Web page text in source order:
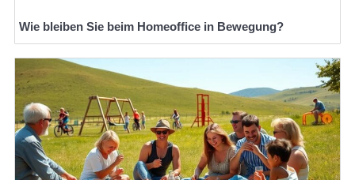
Wie bleiben Sie beim Homeoffice in Bewegung?